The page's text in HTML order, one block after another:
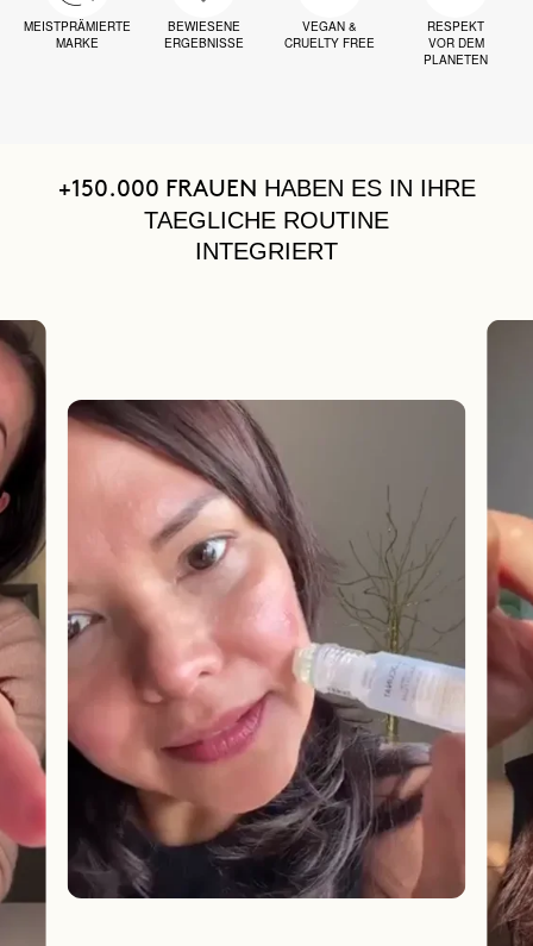
MEISTPRÄMIERTE
MARKE
BEWIESENE
ERGEBNISSE
VEGAN &
CRUELTY FREE
RESPEKT
VOR DEM
PLANETEN
+150.000 FRAUEN HABEN ES IN IHRE
TAEGLICHE ROUTINE
INTEGRIERT